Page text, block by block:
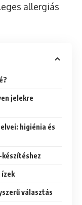
allergiás
jelekre
higiénia és
készítéshez
ízek
választás